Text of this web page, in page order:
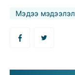
Мэдээ мэдээлэл